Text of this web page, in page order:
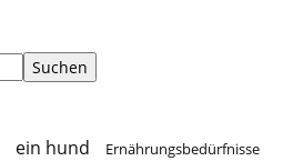
Suchen
ein hund Ernährungsbedürfnisse